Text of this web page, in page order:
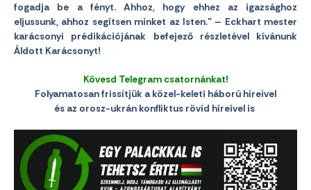
fogadja be a fényt. Ahhoz, hogy ehhez az igazsághoz
eljussunk, ahhoz segítsen minket az Isten.” – Eckhart mester
karácsonyi prédikációjának befejező részletével kívánunk
Áldott Karácsonyt!
Kövesd Telegram csatornánkat!
Folyamatosan frissítjük a közel-keleti háború híreivel
és az orosz-ukrán konfliktus rövid híreivel is